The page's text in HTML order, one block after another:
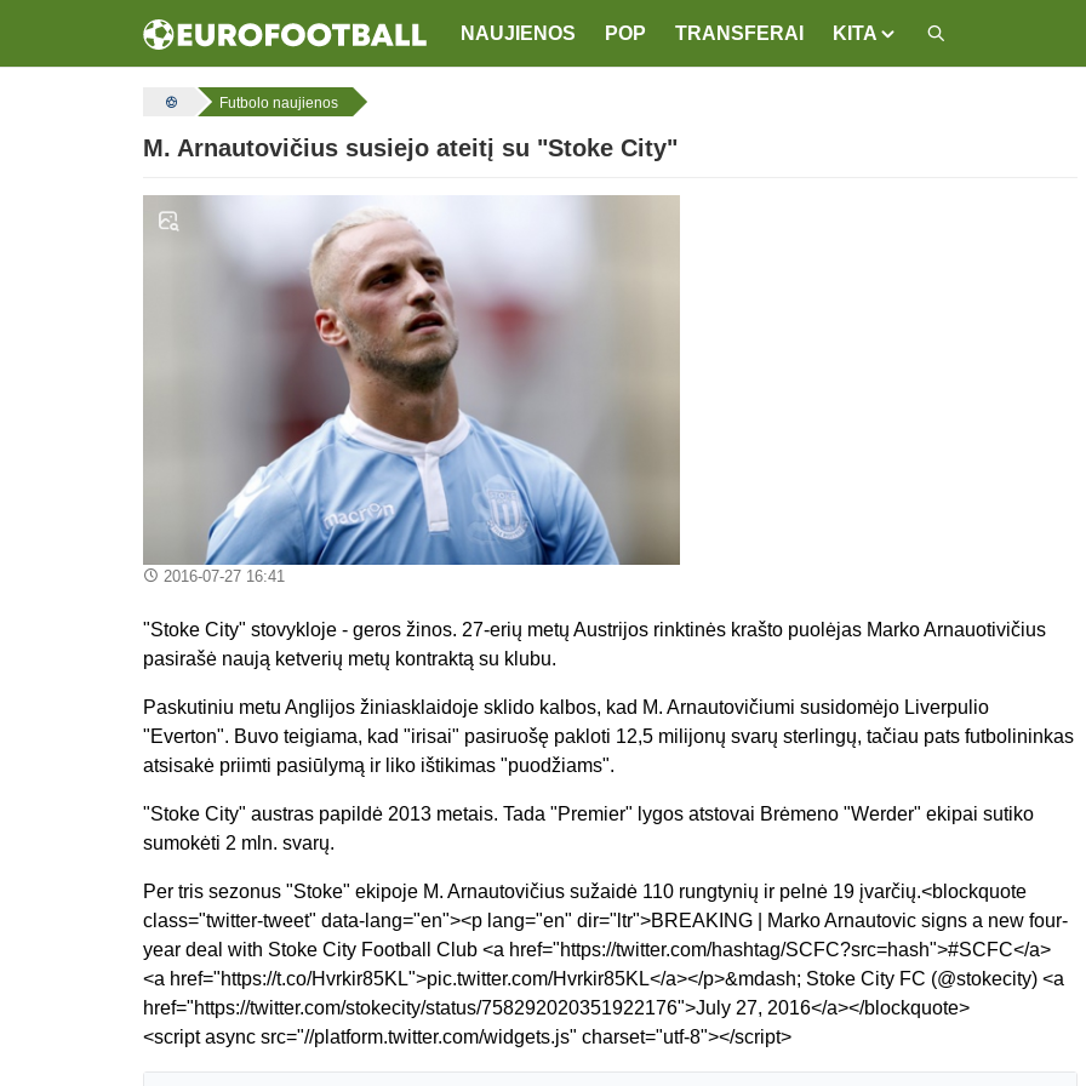
NAUJIENOS POP TRANSFERAI KITA
Futbolo naujienos
M. Arnautovičius susiejo ateitį su "Stoke City"
2016-07-27 16:41
"Stoke City" stovykloje - geros žinos. 27-erių metų Austrijos rinktinės krašto puolėjas Marko Arnauotivičius
pasirašė naują ketverių metų kontraktą su klubu.
Paskutiniu metu Anglijos žiniasklaidoje sklido kalbos, kad M. Arnautovičiumi susidomėjo Liverpulio
"Everton". Buvo teigiama, kad "irisai" pasiruošę pakloti 12,5 milijonų svarų sterlingų, tačiau pats futbolininkas
atsisakė priimti pasiūlymą ir liko ištikimas "puodžiams".
"Stoke City" austras papildė 2013 metais. Tada "Premier" lygos atstovai Brėmeno "Werder" ekipai sutiko
sumokėti 2 mln. svarų.
Per tris sezonus "Stoke" ekipoje M. Arnautovičius sužaidė 110 rungtynių ir pelnė 19 įvarčių.<blockquote
class="twitter-tweet" data-lang="en"><p lang="en" dir="ltr">BREAKING | Marko Arnautovic signs a new four-
year deal with Stoke City Football Club <a href="https://twitter.com/hashtag/SCFC?src=hash">#SCFC</a>
<a href="https://t.co/Hvrkir85KL">pic.twitter.com/Hvrkir85KL</a></p>&mdash; Stoke City FC (@stokecity) <a
href="https://twitter.com/stokecity/status/758292020351922176">July 27, 2016</a></blockquote>
<script async src="//platform.twitter.com/widgets.js" charset="utf-8"></script>